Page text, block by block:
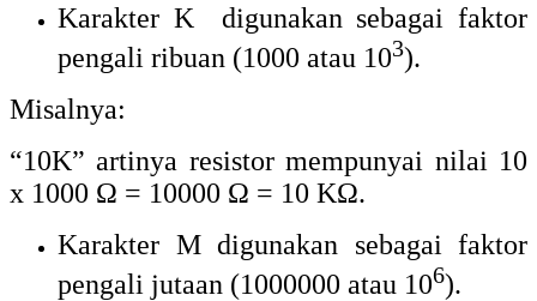
Karakter K digunakan sebagai faktor
pengali ribuan (1000 atau 103).
Misalnya:
“10K” artinya resistor mempunyai nilai 10
x 1000 Ω = 10000 Ω = 10 KΩ.
Karakter M digunakan sebagai faktor
pengali jutaan (1000000 atau 106).